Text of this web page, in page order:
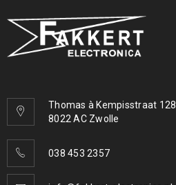
Thomas à Kempisstraat 128
8022 AC Zwolle
038 453 2357